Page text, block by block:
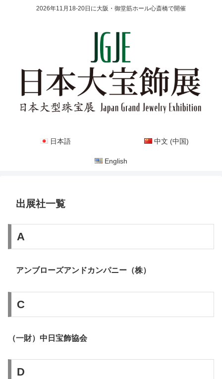
2026年11月18-20日に大阪・御堂筋ホール心斎橋で開催
日本語 中文 (中国)
English
出展社一覧
A
アンブローズアンドカンパニー（株）
C
（一財）中日宝飾協会
D